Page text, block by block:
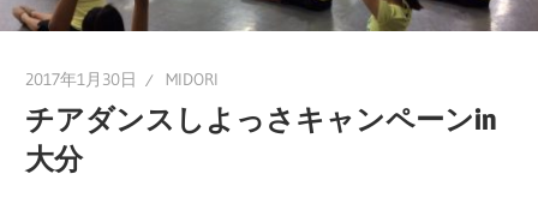
ッ や
ベ
ン
ト
2017年1月30日 MIDORI
チアダンスしよっさキャンペーンin
大分